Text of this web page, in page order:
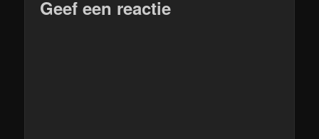
Geef een reactie